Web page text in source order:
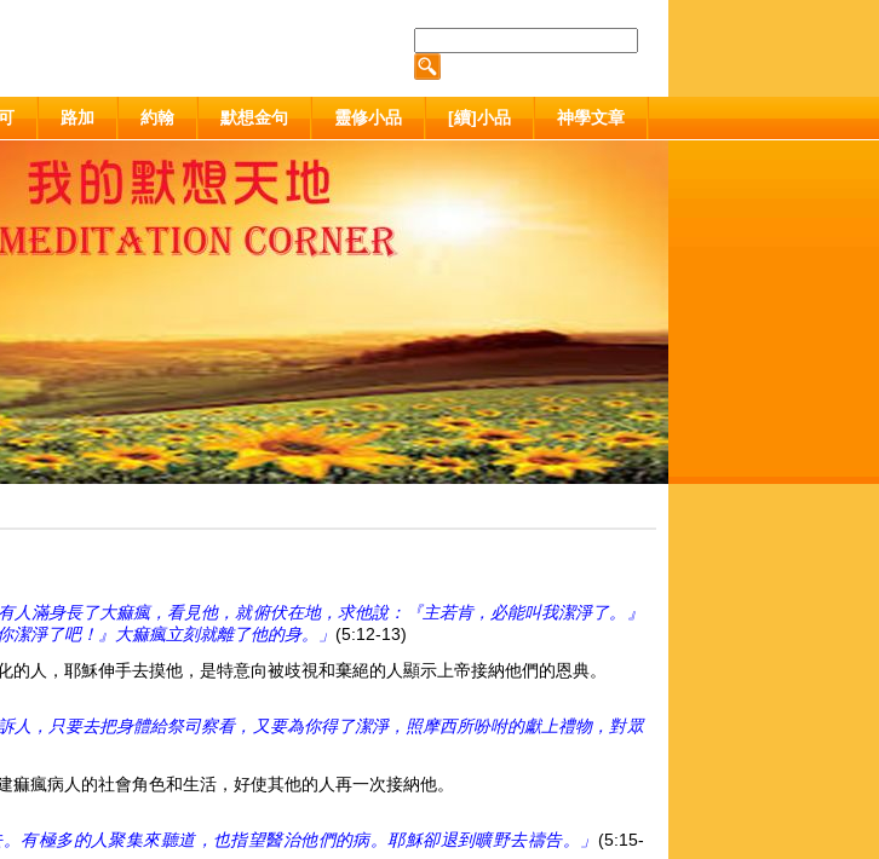
路加 約翰 默想金句 靈修小品 [續]小品 神學文章
人滿身長了大痲瘋，看見他，就俯伏在地，求他說：『主若肯，必能叫我潔淨了。』
潔淨了吧！』大痲瘋立刻就離了他的身。」(5:12-13)
的人，耶穌伸手去摸他，是特意向被歧視和棄絕的人顯示上帝接納他們的恩典。
人，只要去把身體給祭司察看，又要為你得了潔淨，照摩西所吩咐的獻上禮物，對眾
痲瘋病人的社會角色和生活，好使其他的人再一次接納他。
有極多的人聚集來聽道，也指望醫治他們的病。耶穌卻退到曠野去禱告。」 (5:15-